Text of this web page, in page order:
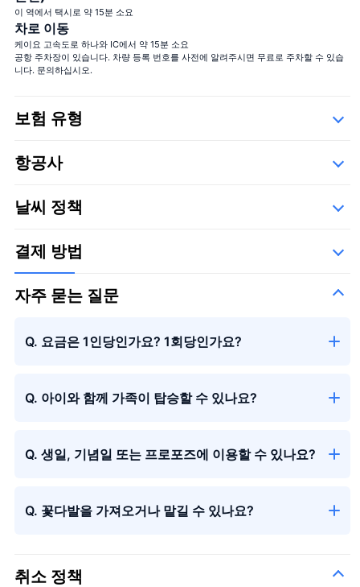
이 역에서 택시로 약 15분 소요
차로 이동
케이요 고속도로 하나와 IC에서 약 15분 소요
공항 주차장이 있습니다. 차량 등록 번호를 사전에 알려주시면 무료로 주차할 수 있습
니다. 문의하십시오.
보험 유형
항공사
타쿠미 항공 기업
날씨 정책
결제 방법
자주 묻는 질문
Q. 요금은 1인당인가요? 1회당인가요?
Q. 아이와 함께 가족이 탑승할 수 있나요?
Q. 생일, 기념일 또는 프로포즈에 이용할 수 있나요?
Q. 꽃다발을 가져오거나 맡길 수 있나요?
취소 정책